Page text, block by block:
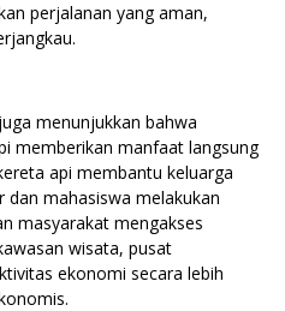
perjalanan yang aman,
menunjukkan bahwa
memberikan manfaat langsung
api membantu keluarga
dan mahasiswa melakukan
masyarakat mengakses
wisata, pusat
ekonomi secara lebih